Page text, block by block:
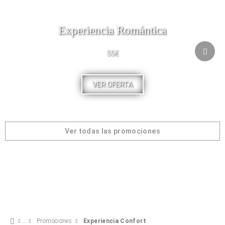
Experiencia Romántica
55€
VER OFERTA
Ver todas las promociones
Promociones Experiencia Confort